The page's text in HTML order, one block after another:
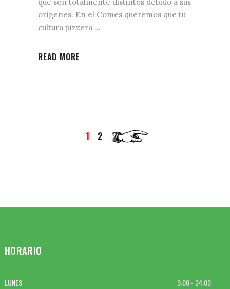
orígenes. En el Comes queremos que tu
cultura pizzera
READ MORE
1 2
HORARIO
LUNES
9:00 - 24:00